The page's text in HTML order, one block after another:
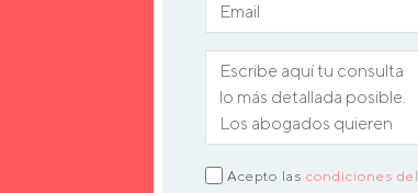
Acepto las condiciones del